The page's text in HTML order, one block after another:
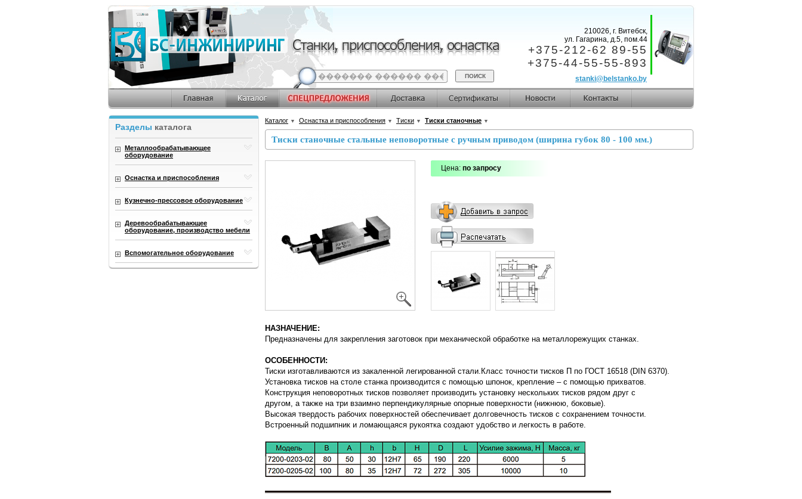
Разделы каталога
Металлообрабатывающее
оборудование
Оснастка и приспособления
Кузнечно-прессовое оборудование
Деревообрабатывающее
оборудование, производство мебели
Вспомогательное оборудование
Каталог ▼ Оснастка и приспособления ▼ Тиски ▼ Тиски станочные ▼
Тиски станочные стальные неповоротные с ручным приводом (ширина губок 80 - 100 мм.)
Цена: по запросу
НАЗНАЧЕНИЕ:
Предназначены для закрепления заготовок при механической обработке на металлорежущих станках.
ОСОБЕННОСТИ:
Тиски изготавливаются из закаленной легированной стали.Класс точности тисков П по ГОСТ 16518 (DIN 6370).
Установка тисков на столе станка производится с помощью шпонок, крепление – с помощью прихватов.
Конструкция неповоротных тисков позволяет производить установку нескольких тисков рядом друг с
другом, а также на три взаимно перпендикулярные опорные поверхности (нижнюю, боковые).
Высокая твердость рабочих поверхностей обеспечивает долговечность тисков с сохранением точности.
Встроенный подшипник и ломающаяся рукоятка создают удобство и легкость в работе.
210026, г. Витебск,
ул. Гагарина, д.5, пом.44
+375-212-62 89-55
+375-44-55-55-893
stanki@belstanko.by